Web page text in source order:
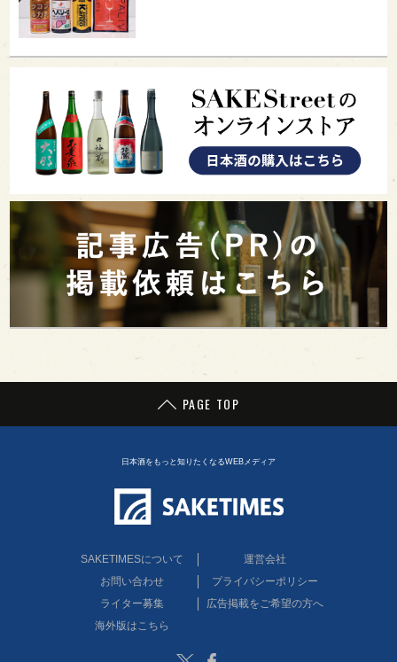
PAGE TOP
日本酒をもっと知りたくなるWEBメディア
SAKETIMESについて
運営会社
お問い合わせ
プライバシーポリシー
ライター募集
広告掲載をご希望の方へ
海外版はこちら
Twitter